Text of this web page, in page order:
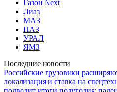
Газон Next
Лиаз
МАЗ
ПАЗ
УРАЛ
ЯМЗ
Последние новости
Российские грузовики
локализация и ставка на
подводит итоги полугодия: